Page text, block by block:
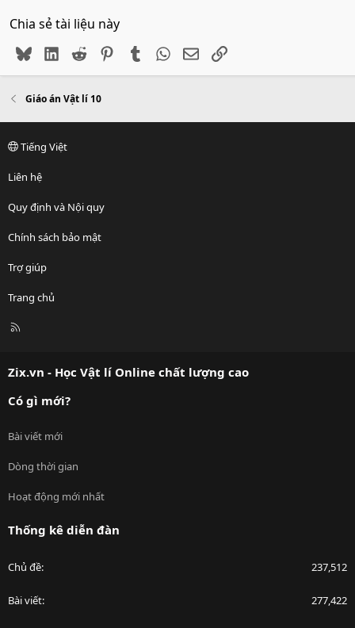
Chia sẻ tài liệu này
BlueskyLinkedIn
Reddit PinterestTumblr WhatsApp
EmailLink
Giáo án Vật lí 10
Tiếng Việt
Liên hệ
Quy định và Nội quy
Chính sách bảo mật
Trợ giúp
Trang chủ
R
Zix.vn - Học Vật lí Online chất lượng cao
Có gì mới?
Bài viết mới
Dòng thời gian
Hoạt động mới nhất
Thống kê diễn đàn
Chủ đề 237,512
Bài viết 277,422